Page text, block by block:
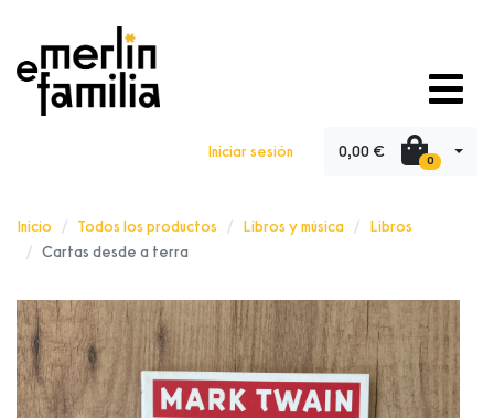
Iniciar sesión 0,00 € 0
Inicio Todos los productos Libros y música
Libros
Cartas desde a terra